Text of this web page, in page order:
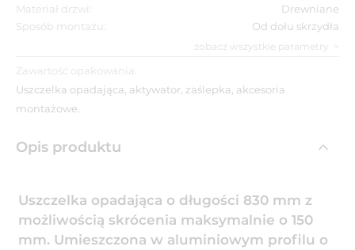
Materiał drzwi:
Drewniane
Sposób montażu:
Od dołu skrzydła
zobacz wszystkie parametry
Zawartość opakowania:
Uszczelka opadająca, aktywator, zaślepka, akcesoria
montażowe.
Opis produktu
Uszczelka opadająca o długości 830 mm z
możliwością skrócenia maksymalnie o 150
mm. Umieszczona w aluminiowym profilu o